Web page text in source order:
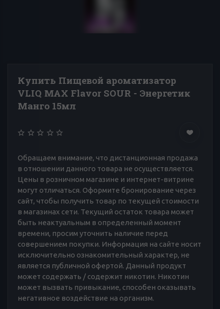
Купить Пищевой ароматизатор
VLIQ MAX Flavor SOUR - Энергетик
Манго 15мл
Обращаем внимание, что дистанционная продажа
в отношении данного товара не осуществляется.
Цены в розничном магазине и интернет-витрине
могут отличаться. Оформите бронирование через
сайт, чтобы получить товар по текущей стоимости
в магазинах сети. Текущий остаток товара может
быть неактуальным в определенный момент
времени, просим уточнить наличие перед
совершением покупки. Информация на сайте носит
исключительно ознакомительный характер, не
является публичной офертой. Данный продукт
может содержать / содержит никотин. Никотин
может вызвать привыкание, способен оказывать
негативное воздействие на организм.